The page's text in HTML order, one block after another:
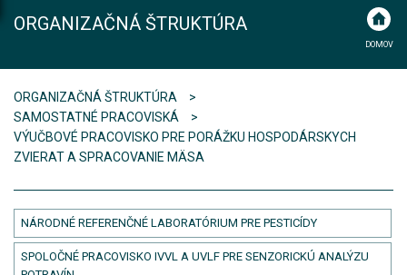
ORGANIZAČNÁ ŠTRUKTÚRA
DOMOV
ORGANIZAČNÁ ŠTRUKTÚRA
SAMOSTATNÉ PRACOVISKÁ
VÝUČBOVÉ PRACOVISKO PRE PORÁŽKU HOSPODÁRSKYCH
ZVIERAT A SPRACOVANIE MÄSA
NÁRODNÉ REFERENČNÉ LABORATÓRIUM PRE PESTICÍDY
SPOLOČNÉ PRACOVISKO IVVL A UVLF PRE SENZORICKÚ ANALÝZU